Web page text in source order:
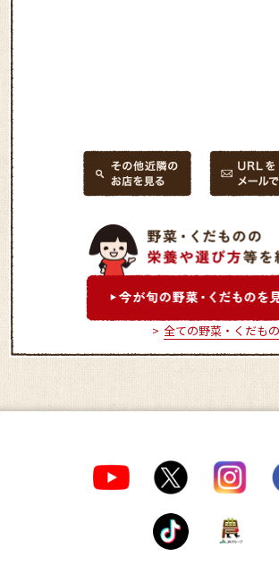
全ての野菜・くだも